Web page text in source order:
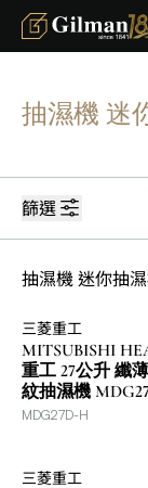
抽濕機 迷
篩選
抽濕機 迷你抽
三菱重工
MITSUBISHI
重工 27公升 纖
紋抽濕機
MDG27D-H
三菱重工